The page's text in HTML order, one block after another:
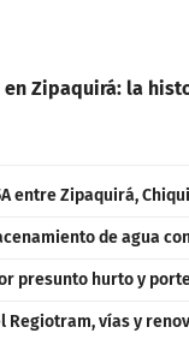
Zipaquirá: la
entre Zipaquirá,
de agua
presunto hurto y
vías y